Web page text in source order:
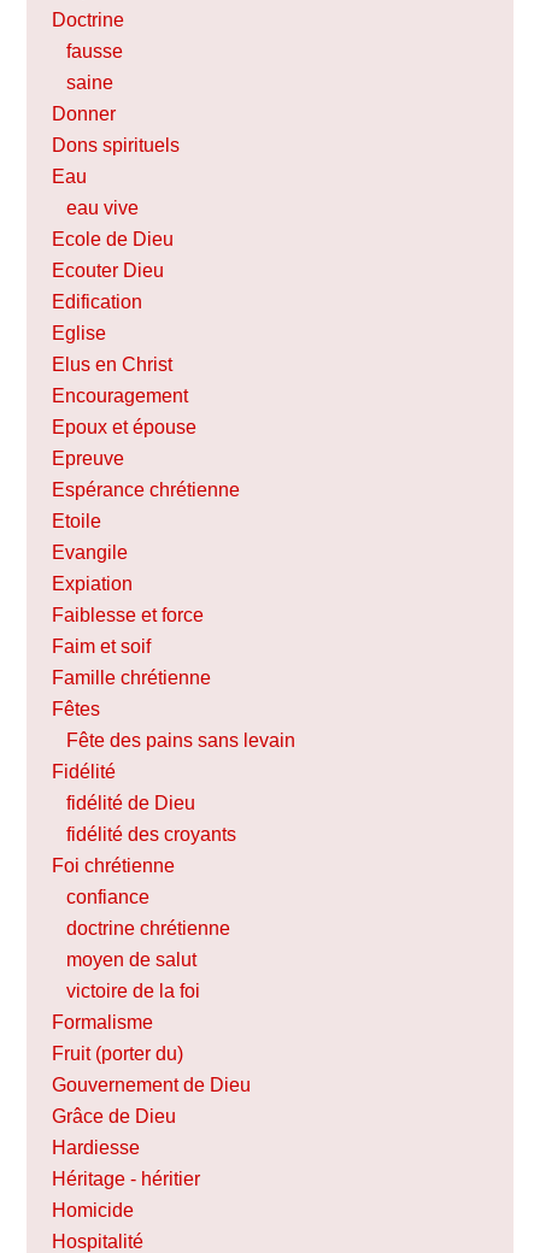
Doctrine
fausse
saine
Donner
Dons spirituels
Eau
eau vive
Ecole de Dieu
Ecouter Dieu
Edification
Eglise
Elus en Christ
Encouragement
Epoux et épouse
Epreuve
Espérance chrétienne
Etoile
Evangile
Expiation
Faiblesse et force
Faim et soif
Famille chrétienne
Fêtes
Fête des pains sans levain
Fidélité
fidélité de Dieu
fidélité des croyants
Foi chrétienne
confiance
doctrine chrétienne
moyen de salut
victoire de la foi
Formalisme
Fruit (porter du)
Gouvernement de Dieu
Grâce de Dieu
Hardiesse
Héritage - héritier
Homicide
Hospitalité